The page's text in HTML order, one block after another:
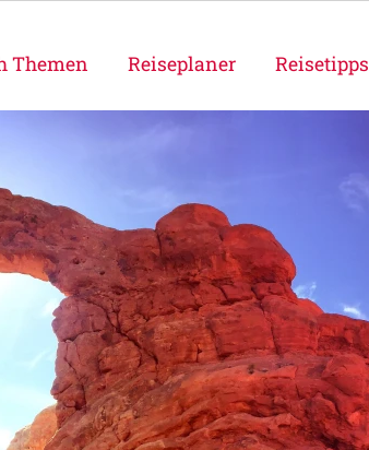
Themen Reiseplaner Reisetipps